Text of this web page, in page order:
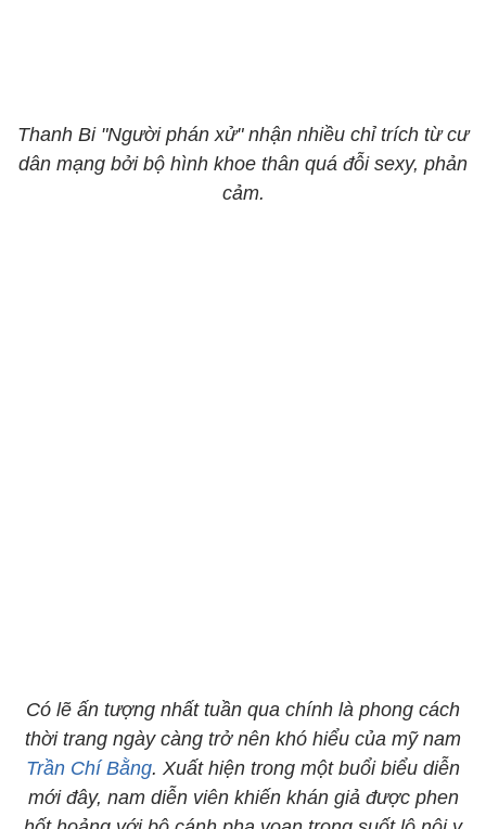
Thanh Bi "Người phán xử" nhận nhiều chỉ trích từ cư
dân mạng bởi bộ hình khoe thân quá đỗi sexy, phản
cảm.
Có lẽ ấn tượng nhất tuần qua chính là phong cách
thời trang ngày càng trở nên khó hiểu của mỹ nam
Trần Chí Bằng. Xuất hiện trong một buổi biểu diễn
mới đây, nam diễn viên khiến khán giả được phen